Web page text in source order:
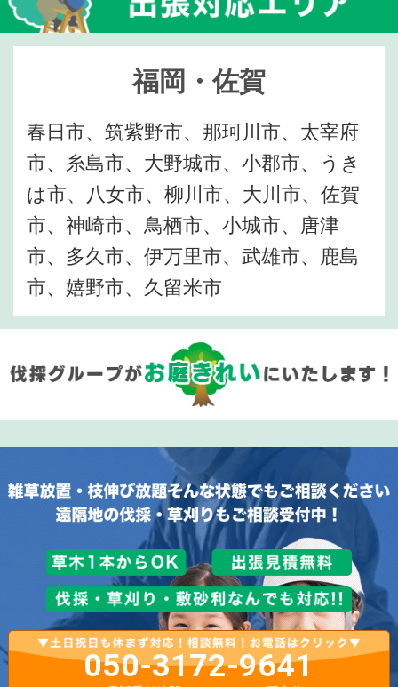
福岡・佐賀
春日市、筑紫野市、那珂川市、太宰府
市、糸島市、大野城市、小郡市、うき
は市、八女市、柳川市、大川市、佐賀
市、神崎市、鳥栖市、小城市、唐津
市、多久市、伊万里市、武雄市、鹿島
市、嬉野市、久留米市
050-3172-9641